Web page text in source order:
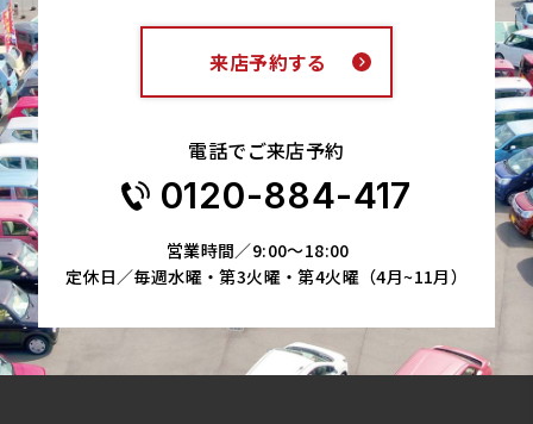
来店予約する
電話でご来店予約
0120-884-417
営業時間／9:00～18:00
定休日／毎週水曜・第3火曜・第4火曜（4月~11月）